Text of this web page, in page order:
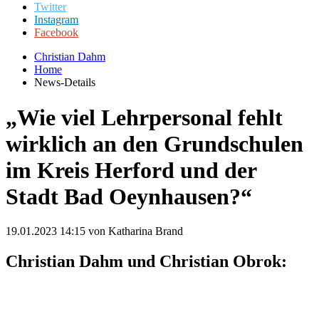
Twitter
Instagram
Facebook
Christian Dahm
Home
News-Details
„Wie viel Lehrpersonal fehlt
wirklich an den Grundschulen
im Kreis Herford und der
Stadt Bad Oeynhausen?“
19.01.2023 14:15 von Katharina Brand
Christian Dahm und Christian Obrok: